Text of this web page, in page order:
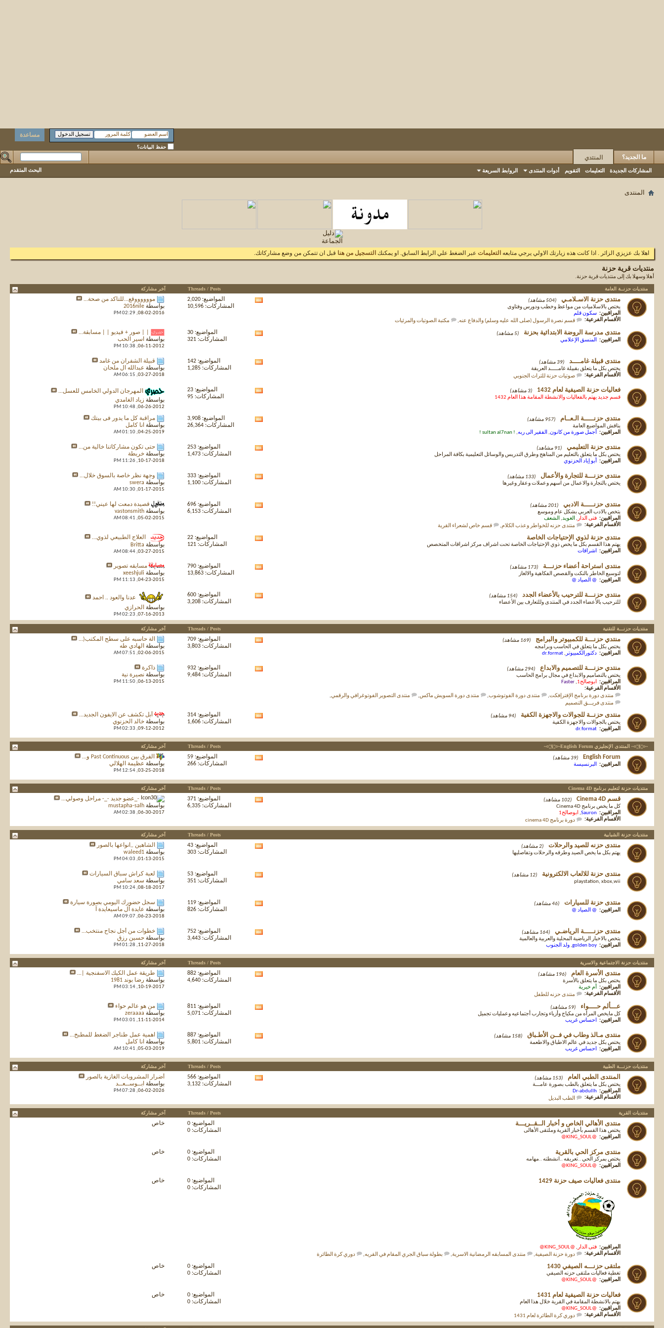
مساعدة
حفظ البيانات؟
ما الجديد؟ المنتدي
المشاركات الجديدة التعليمات التقويم أدوات المنتدى الروابط السريعة البحث المتقدم
المنتدى
اهلا بك عزيزي الزائر . اذا كانت هذه زيارتك الاولي يرجي متابعه التعليمات عبر الضغط علي الرابط السابق. او يمكنك التسجيل من هنا قبل ان تتمكن من وضع مشاركاتك.
منتديات قرية حزنة
أهلا وسهلا بك إلى منتديات قرية حزنة.
منتديات حزنــة العامة Threads / Posts آخر مشاركة
منتدى حزنة الاسـلامـي
(504 مشاهد)
يختص بالاسلاميات من مواعظ وخطب ودورس وفتاوى
المراقبين: سكون قلم
الأقسام الفرعية:
قسم نصرة الرسول (صلى الله عليه وسلم) والدفاع عنه, مكتبة الصوتيات والمرئيات
المواضيع: 2,020
المشاركات: 10,596
مووووووقع...للتأكد من صحة...
بواسطة 2016nile
08-02-2016,
02:29 PM
منتدى مدرسة الروضة الابتدائية بحزنة
(5 مشاهد)
المراقبين:
المنسق الإعلامي
المواضيع: 30
المشاركات: 321
| | صور + فيديو | | مسابقة...
بواسطة اسير الحب
06-11-2012,
10:38 PM
منتدى قبيلة غامــــد
(39 مشاهد)
يختص بكل ما يتعلق بقبيلة غامـــــد العريقة
الأقسام الفرعية:
صوتيات حزنة للتراث الجنوبي
المواضيع: 142
المشاركات: 1,285
قبيلة الشفران من غامد
بواسطة عبدالله ال ملحان
03-27-2018,
06:15 AM
فعاليات حزنة الصيفية لعام 1432
(3 مشاهد)
قسم جديد يهتم بالفعاليات والانشطة المقامة هذا العام 1432
المواضيع: 23
المشاركات: 95
المهرجان الدولي الخامس للعسل...
بواسطة زياد الغامدي
06-26-2012,
10:48 PM
منتدى حزنـــــة الـعــام
(957 مشاهد)
يناقش المواضيع العامة
المراقبين:
أجمل صورة من كانون, الفقير الى ربه,
! sultan al7nan !
المواضيع: 3,908
المشاركات: 26,364
مراقبة كل ما يدور فى بيتك
بواسطة انا كامل
04-25-2019,
01:10 AM
منتدى حزنة التعليمي
(91 مشاهد)
يختص بكل ما يتعلق بالتعليم من المناهج وطرق التدريس والوسائل التعليمية بكافة المراحل
المراقبين:
أبو إياد الحزنوي
المواضيع: 253
المشاركات: 1,473
حتى تكون مشاركاتنا خالية من...
بواسطة خربطة
10-17-2018,
11:26 PM
منتدى حزنـــة للتجارة والأعمال
(133 مشاهد)
يختص بالتجارة والاعمال من اسهم وعملات وعقار وغيرها
المواضيع: 333
المشاركات: 1,100
وجهة نظر خاصة بالسوق خلال...
بواسطة swera
01-17-2015,
10:30 AM
منتدى حزنـــــة الادبي
(201 مشاهد)
يتخص بالادب العربي بشكل عام وموسع
المراقبين: فتى الدار , الغويد, الشعف
الأقسام الفرعية:
منتدى حزنه للخواطر وعذب الكلام, قسم خاص لشعراء القرية
المواضيع: 696
المشاركات: 6,153
قصيدة دمعت لها عيني!!
بواسطة vastonsmith
05-02-2015,
08:41 AM
منتدى حزنة لذوي الإحتياجات الخاصة
يهتم هذا القسم بكل ما يخص ذوي الإحتياجات الخاصة تحت اشراف مركز اشراقات المتخصص
المراقبين:
اشراقات
المواضيع: 22
المشاركات: 121
العلاج الطبيعي لذوي...
بواسطة Britta
03-27-2015,
08:44 AM
منتدى استراحة أعضاء حزنـــة
(173 مشاهد)
لتوسيع الخاطر بالنكت والقصص الفكاهية والالغاز
المراقبين: @ الصياد @
المواضيع: 790
المشاركات: 13,863
مسابقه تصوير
بواسطة xeeshjuli
04-23-2015,
11:13 PM
منتدى حزنـــة للترحيب بالأعضاء الجدد
(154 مشاهد)
للترحيب بالأعضاء الجدد في المنتدى وللتعارف بين الأعضاء
المنتدى
المواضيع: 600
المشاركات: 3,208
عدنا والعود .. احمد
بواسطة الحرازي
07-16-2013,
02:23 PM
منتديات حزنـــة للتقنية Threads / Posts آخر مشاركة
منتدي حزنـــة للكمبيوتر والبرامج
(169 مشاهد)
يختص بكل ما يتعلق في الحاسب وبرامجه
المراقبين: دكتورالكمبيوتر ,
dr.format
المواضيع: 709
المشاركات: 3,803
آلة حاسبه على سطح المكتب(...
بواسطة الهادي طه
02-06-2015,
07:51 AM
منتدي حزنـــة للتصميم والابداع
(294 مشاهد)
يختص بالتصاميم والابداع في مجال برامج الحاسب
المراقبين:
ابوصالح1 ,
Faster
الأقسام الفرعية:
منتدى دورة برنامج الإفترإفكت, منتدى دورة الفوتوشوب, منتدى دورة السويش ماكس, منتدى التصوير الفوتوغرافي والرقمي,
منتدى فريـــق التصميم
المواضيع: 932
المشاركات: 9,484
ذاكرة
بواسطة نصيرة نية
06-13-2015,
11:50 PM
منتدى حزنــة للجوالات والاجهزة الكفية
(94 مشاهد)
يختص بالجوالات والاجهزة الكفية
المراقبين: dr.format
المنتدى
المواضيع: 314
المشاركات: 1,606
أبل تكشف عن الايفون الجديد...
بواسطة خالد الحزنوي
09-12-2012,
02:33 PM
~¤¦¦§¦¦¤~ المنتدى الإنجليزي English Forum~¤¦¦§¦¦¤~ Threads / Posts آخر مشاركة
English Forum
(39 مشاهد)
المراقبين:
البرنسيسة
المنتدى
المواضيع: 59
المشاركات: 266
الفرق بين Past Continuous و...
بواسطة عظيمة الهلالي
03-25-2018,
12:54 PM
منتديات حزنة لتعليم برنامج Cinema 4D Threads / Posts آخر مشاركة
قسم Cinema 4D
(102 مشاهد)
كل ما يخص برنامج Cinema 4D
المراقبين: Sauron
,
ابوصالح1
الأقسام الفرعية:
دورة برنامج cinema 4D
المواضيع: 371
المشاركات: 6,335
-_عضو جديد -_- مراحل وصولي...
بواسطة mustapha-salh
06-30-2017,
02:38 AM
منتديات حزنة الشبابية Threads / Posts آخر مشاركة
منتدى حزنه للصيد والرحلات
(2 مشاهد)
يهتم بكل ما يخص الصيد وطرقه والرحلات وتفاصليها
المواضيع: 43
المشاركات: 303
الشاهين ,,انواعها بالصور
بواسطة waleed1
01-13-2015,
04:03 PM
منتدى حزنة للالعاب الالكترونية
(12 مشاهد)
playstation, xbox,wii
المواضيع: 53
المشاركات: 351
لعبة كراش سباق السيارات
بواسطة سعد سامي
08-18-2017,
10:24 PM
منتدى حزنة للسيارات
(46 مشاهد)
المراقبين: @ الصياد @
المواضيع: 119
المشاركات: 826
سجل حضورك اليومي بصورة سيارة
بواسطة عايدة آل ماسيعايدة آ
06-23-2018,
09:07 AM
منتدى حزنـــــة الرياضـي
(164 مشاهد)
يتخص بالاخبار الرياضية المحلية والعربية والعالمية
المراقبين: golden boy
, ولد الجنوب
المنتدى
المواضيع: 752
المشاركات: 3,443
خطوات من أجل نجاح منتخب...
بواسطة حسين رزق
11-27-2018,
01:28 PM
منتديات حزنة الاجتماعية والاسرية Threads / Posts آخر مشاركة
منتدى الأسرة العام
(196 مشاهد)
يختص بكل ما يتعلق بالأسرة
المراقبين:
أم خيرية
الأقسام الفرعية:
منتدى حزنه للطفل
المواضيع: 882
المشاركات: 4,640
طريقة عمل الكيك الاسفنجية |...
بواسطة رضا بوند 1981
10-19-2017,
03:14 PM
عـــألم حــــواء
(59 مشاهد)
كل مايخص المرأه من مكياج وأزياء وتجارب أجتماعيه وعمليات تجميل
المراقبين:
احساس غريب
المواضيع: 811
المشاركات: 5,071
من هو عالم حواء
بواسطة zeraaaa
11-11-2014,
03:01 PM
منتدى مـالذ وطاب في فــن الأطـباق
(158 مشاهد)
يختص بكل جديد في عالم الاطباق والاطعمة
المراقبين:
احساس غريب
المنتدى
المواضيع: 887
المشاركات: 5,801
اهمية عمل طناجر الضغط للمطبخ...
بواسطة انا كامل
05-03-2019,
10:41 AM
منتديات حزنـــة الطبية Threads / Posts آخر مشاركة
المنتدى الطبي العام
(153 مشاهد)
يختص بكل ما يتعلق بالطب بصورة عامـــة
المراقبين: Dr-abdullh
الأقسام الفرعية:
الطب البديل
المواضيع: 566
المشاركات: 3,132
أضرار المشروبات الغازية بالصور
بواسطة ابــوســعــد
06-02-2026,
07:28 PM
منتديات القرية Threads / Posts آخر مشاركة
منتدى الأهالي الخاص و أخبار الــقــريـــة
يختص هذا القسم بأخبار القرية وملتقى الأهالى
المراقبين: @KING_SOUL@
المواضيع: 0
المشاركات: 0
خاص
منتدى مركز الحي بالقرية
يختص بمركز الحي ..تعريفه ..انشطته ..مهامه
المراقبين: @KING_SOUL@
المواضيع: 0
المشاركات: 0
خاص
منتدى فعاليات صيف حزنة 1429
المراقبين: فتى الدار ,
@KING_SOUL@
الأقسام الفرعية:
دورة حزنة الصيفية, منتدى المسابقه الرمضانية الاسرية, بطولة سباق الجري المقام في القريه, دوري كرة الطائرة
المواضيع: 0
المشاركات: 0
خاص
ملتقى حزنـــه الصيفي 1430
تغطية فعاليات ملتقى حزنه الصيفي
المراقبين: @KING_SOUL@
المواضيع: 0
المشاركات: 0
خاص
فعاليات حزنة الصيفية لعام 1431
يهتم بالانشطة المقامة في القرية خلال هذا العام
المراقبين: @KING_SOUL@
الأقسام الفرعية:
دوري كرة الطائرة لعام 1431
المواضيع: 0
المشاركات: 0
خاص